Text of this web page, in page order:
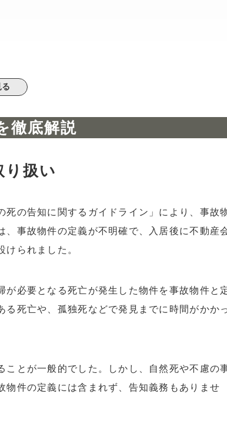
る
徹底解説
り扱い
の告知に関するガイドライン」により、事故
事故物件の定義が不明確で、入居後に不動産
られました。
必要となる死亡が発生した物件を事故物件と
死亡や、孤独死などで発見までに時間がかか
ことが一般的でした。しかし、自然死や不慮の
件の定義には含まれず、告知義務もありませ